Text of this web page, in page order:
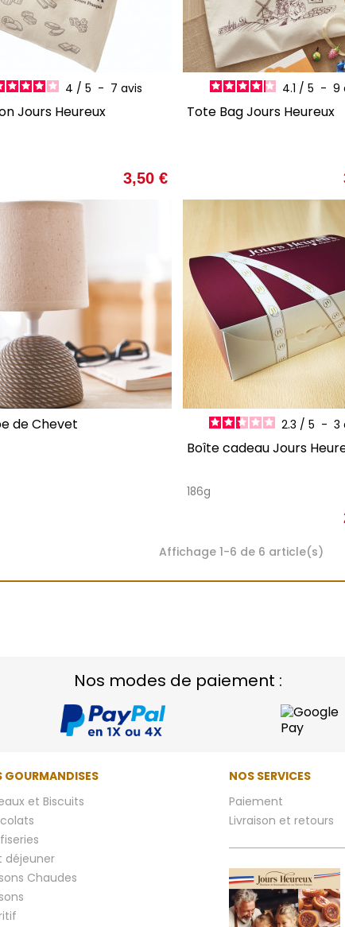
4 / 5 - 7 avis
Jours Heureux
Prix
3,50 €
4.1 / 5 - 9
Tote Bag Jours Heureux
AJOUTER AU PANIER
de Chevet
AJOUTER AU
2.3 / 5 - 3
Boîte cadeau Jours
186g
Affichage 1-6 de 6 article(s)
Nos modes de paiement :
GOURMANDISES
et Biscuits
déjeuner
Chaudes
NOS SERVICES
Paiement
Livraison et retours